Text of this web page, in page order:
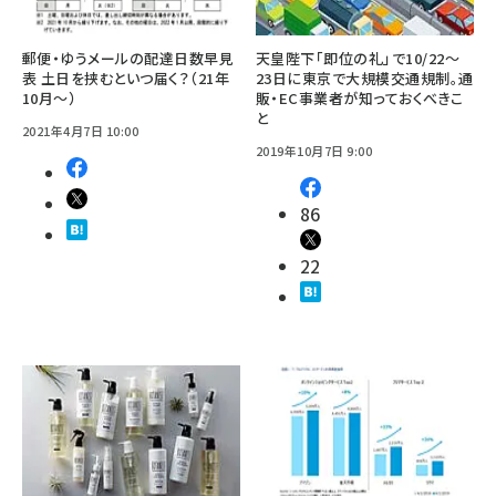
郵便・ゆうメールの配達日数早見
表 土日を挟むといつ届く？（21年
10月～）
2021年4月7日 10:00
天皇陛下「即位の礼」で10/22～
23日に東京で大規模交通規制。通
販・EC事業者が知っておくべきこ
と
2019年10月7日 9:00
86
22